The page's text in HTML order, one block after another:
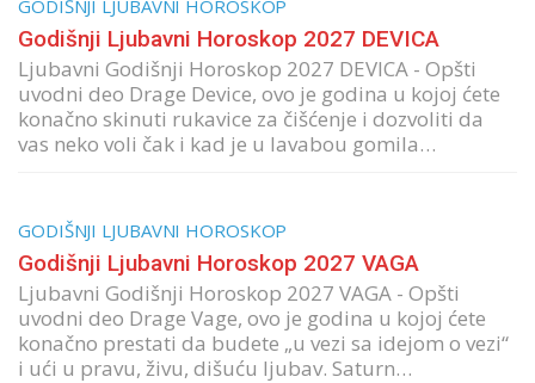
GODIŠNJI LJUBAVNI HOROSKOP
Godišnji Ljubavni Horoskop 2027 DEVICA
Ljubavni Godišnji Horoskop 2027 DEVICA - Opšti
uvodni deo Drage Device, ovo je godina u kojoj ćete
konačno skinuti rukavice za čišćenje i dozvoliti da
vas neko voli čak i kad je u lavabou gomila…
GODIŠNJI LJUBAVNI HOROSKOP
Godišnji Ljubavni Horoskop 2027 VAGA
Ljubavni Godišnji Horoskop 2027 VAGA - Opšti
uvodni deo Drage Vage, ovo je godina u kojoj ćete
konačno prestati da budete „u vezi sa idejom o vezi“
i ući u pravu, živu, dišuću ljubav. Saturn…